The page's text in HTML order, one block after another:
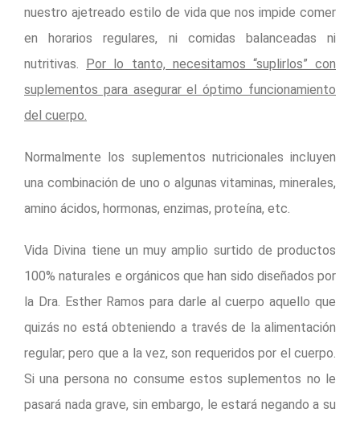
nuestro ajetreado estilo de vida que nos impide comer
en horarios regulares, ni comidas balanceadas ni
nutritivas. Por lo tanto, necesitamos “suplirlos” con
suplementos para asegurar el óptimo funcionamiento
del cuerpo.
Normalmente los suplementos nutricionales incluyen
una combinación de uno o algunas vitaminas, minerales,
amino ácidos, hormonas, enzimas, proteína, etc.
Vida Divina tiene un muy amplio surtido de productos
100% naturales e orgánicos que han sido diseñados por
la Dra. Esther Ramos para darle al cuerpo aquello que
quizás no está obteniendo a través de la alimentación
regular; pero que a la vez, son requeridos por el cuerpo.
Si una persona no consume estos suplementos no le
pasará nada grave, sin embargo, le estará negando a su